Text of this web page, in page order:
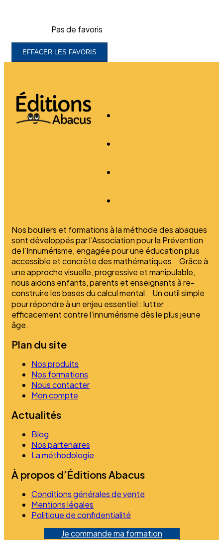
Pas de favoris
EFFACER LES FAVORIS
Nos bouliers et formations à la méthode des abaques
sont développés par l’Association pour la Prévention
de l’Innumérisme, engagée pour une éducation plus
accessible et concrète des mathématiques. Grâce à
une approche visuelle, progressive et manipulable,
nous aidons enfants, parents et enseignants à re-
construire les bases du calcul mental. Un outil simple
pour répondre à un enjeu essentiel : lutter
efficacement contre l’innumérisme dès le plus jeune
âge.
Plan du site
Nos produits
Nos formations
Nous contacter
Mon compte
Actualités
Blog
Nos partenaires
La méthodologie
À propos d’Éditions Abacus
Conditions générales de vente
Mentions légales
Politique de confidentialité
Je commande ma formation